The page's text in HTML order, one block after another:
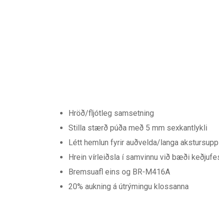
Hröð/fljótleg samsetning
Stilla stærð púða með 5 mm sexkantlykli
Létt hemlun fyrir auðvelda/langa
Hrein vírleiðsla í samvinnu við bæði
Bremsuafl eins og BR-M416A
20% aukning á útrýmingu klossanna